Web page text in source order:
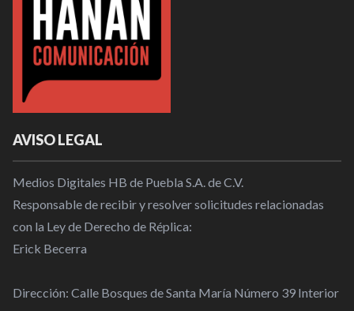
AVISO LEGAL
Medios Digitales HB de Puebla S.A. de C.V.
Responsable de recibir y resolver solicitudes relacionadas
con la Ley de Derecho de Réplica:
Erick Becerra
Dirección: Calle Bosques de Santa María Número 39 Interior